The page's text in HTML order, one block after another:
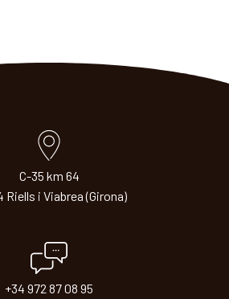
C-35 km 64
Riells i Viabrea (Girona)
+34 972 87 08 95